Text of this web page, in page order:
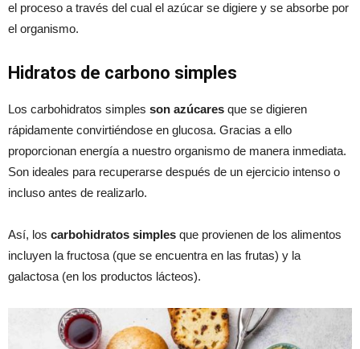
el proceso a través del cual el azúcar se digiere y se absorbe por
el organismo.
Hidratos de carbono simples
Los carbohidratos simples son azúcares que se digieren
rápidamente convirtiéndose en glucosa. Gracias a ello
proporcionan energía a nuestro organismo de manera inmediata.
Son ideales para recuperarse después de un ejercicio intenso o
incluso antes de realizarlo.
Así, los carbohidratos simples que provienen de los alimentos
incluyen la fructosa (que se encuentra en las frutas) y la
galactosa (en los productos lácteos).